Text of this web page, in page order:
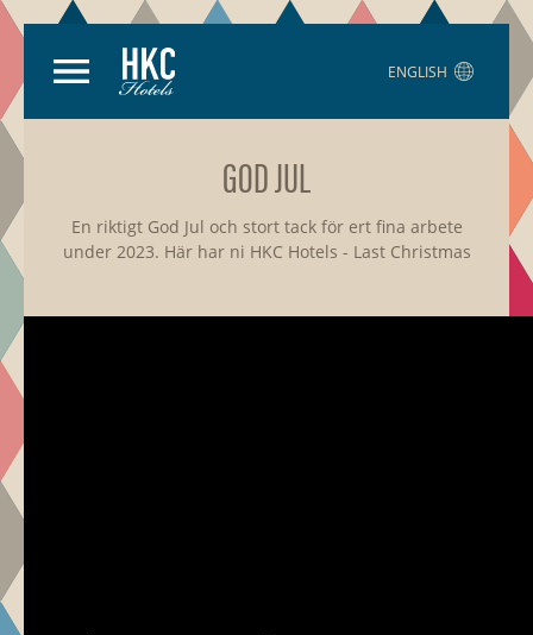
ENGLISH
GOD JUL
En riktigt God Jul och stort tack för ert fina arbete
under 2023. Här har ni HKC Hotels - Last Christmas